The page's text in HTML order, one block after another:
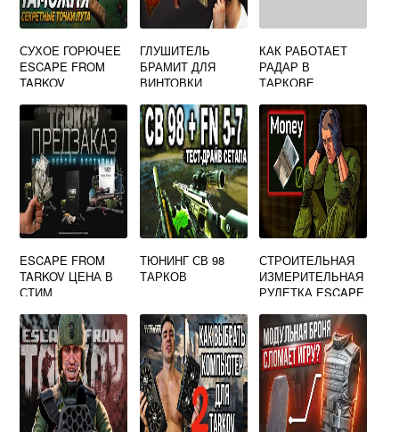
СУХОЕ ГОРЮЧЕЕ
ESCAPE FROM
TARKOV
ГЛУШИТЕЛЬ
БРАМИТ ДЛЯ
ВИНТОВКИ
FROM TARKOV
КАК РАБОТАЕТ
РАДАР В
ТАРКОВЕ
ESCAPE FROM
TARKOV ЦЕНА В
СТИМ
ТЮНИНГ СВ 98
ТАРКОВ
СТРОИТЕЛЬНАЯ
ИЗМЕРИТЕЛЬНАЯ
РУЛЕТКА ESCAPE